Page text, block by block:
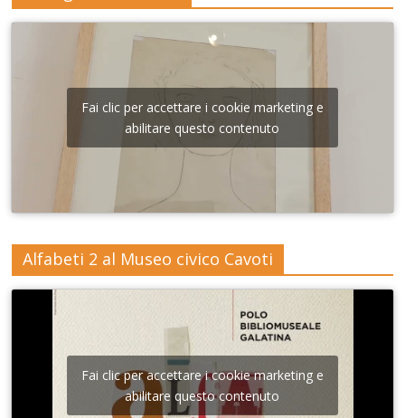
Fai clic per accettare i cookie marketing e
abilitare questo contenuto
Alfabeti 2 al Museo civico Cavoti
Fai clic per accettare i cookie marketing e
abilitare questo contenuto